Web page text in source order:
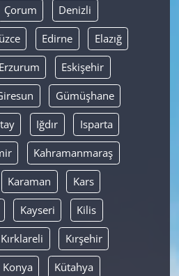
Çorum Denizli
Edirne Elazığ
Erzurum Eskişehir
Gümüşhane
Iğdır Isparta
Kahramanmaraş
Karaman Kars
Kayseri Kilis
Kırklareli Kırşehir
Konya Kütahya